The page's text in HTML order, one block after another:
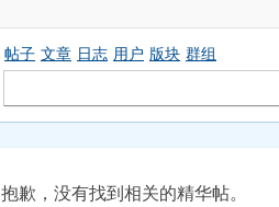
帖子 文章 日志 用户 版块 群组
抱歉，没有找到相关的精华帖。